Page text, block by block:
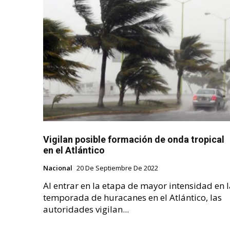
Vigilan posible formación de onda tropical
en el Atlántico
Nacional 20 De Septiembre De 2022
Al entrar en la etapa de mayor intensidad en
temporada de huracanes en el Atlántico, las
autoridades vigilan...